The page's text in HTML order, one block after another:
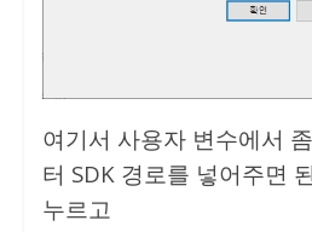
여기서 사용자 변수에서
터 SDK 경로를 넣어주면
누르고